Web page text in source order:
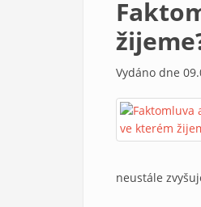
Vydáno dne
neustále